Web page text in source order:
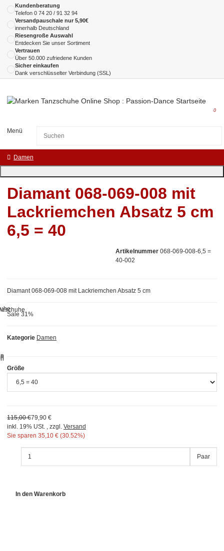
Kundenberatung
Telefon 0 74 20 / 91 32 94
Versandpauschale nur 5,90€
innerhalb Deutschland
Riesengroße Auswahl
Entdecken Sie unser Sortiment
Vertrauen
Über 50.000 zufriedene Kunden
Sicher einkaufen
Dank verschlüsselter Verbindung (SSL)
Menü
0
Damen
Sale 31%
Diamant 068-069-008 mit
Lackriemchen Absatz 5 cm
6,5 = 40
Artikelnummer 068-069-008-6,5 =
40-002
Kategorie Damen
Diamant 068-069-008 mit Lackriemchen Absatz 5 cm
Größe
79,90 €
115,00 €
inkl. 19% USt. , zzgl. Versand
Sie sparen 35,10 € (30.52%)
Paar
In den Warenkorb